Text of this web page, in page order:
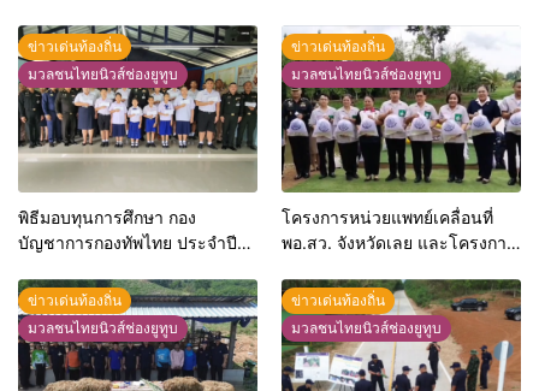
สมเด็จพระเจ้าอยู่หัว เนื่องใน
โอกาสวันเฉลิมพระชนมพรรษา
28 กรกฎาคม 2569
ราชูปถัมภ์ ประจำปี พุทธศักราช
2569
ข่าวเด่นท้องถิ่น
มวลชนไทยนิวส์ช่องยูทูบ
พิธีมอบทุนการศึกษา กอง
บัญชาการกองทัพไทย ประจำปี
ทุน ให้แก่บุตรหลานกำลังพลของ
หน่วย
ข่าวเด่นท้องถิ่น
มวลชนไทยนิวส์ช่องยูทูบ
โครงการหน่วยแพทย์เคลื่อนที่
พอ.สว. จังหวัดเลย และโครงการ
ประชาชน” ประจำปีพุทธศักราช
2569 ครั้งที่ 9
ข่าวเด่นท้องถิ่น
มวลชนไทยนิวส์ช่องยูทูบ
ข่าวเด่นท้องถิ่น
มวลชนไทยนิวส์ช่องยูทูบ